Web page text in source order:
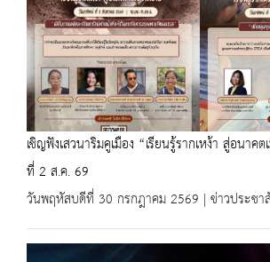
เชิญฟังเสวนาริมคูเมือง “เรียนรู้รากเหง้า สู่อนาค
ที่ 2 ส.ค. 69
วันพฤหัสบดีที่ 30 กรกฎาคม 2569 | ข่าวประชา